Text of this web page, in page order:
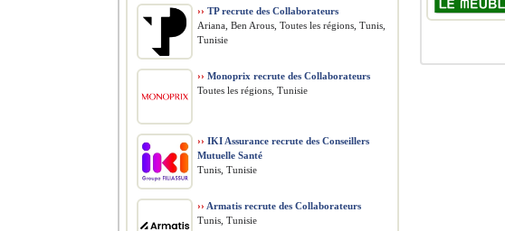
›› TP recrute des Collaborateurs
Ariana, Ben Arous, Toutes les régions, Tunis,
Tunisie
›› Monoprix recrute des Collaborateurs
Toutes les régions, Tunisie
›› IKI Assurance recrute des Conseillers
Mutuelle Santé
Tunis, Tunisie
›› Armatis recrute des Collaborateurs
Tunis, Tunisie